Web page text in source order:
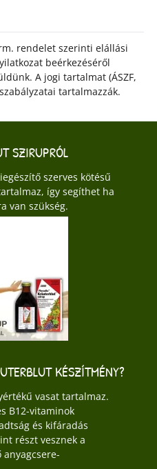
rendelet szerinti elállási
beérkezéséről
A jogi tartalmat (ÁSZF,
tartalmazzák.
SZIRUPRÓL
szerves kötésű
így segíthet ha
van szükség.
KÉSZÍTMÉNY?
vasat tartalmaz.
B12-vitaminok
és kifáradás
részt vesznek a